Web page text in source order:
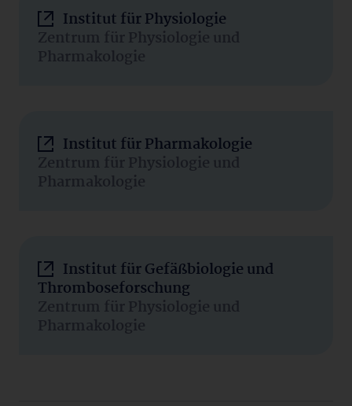
Institut für Physiologie
Zentrum für Physiologie und
Pharmakologie
Institut für Pharmakologie
Zentrum für Physiologie und
Pharmakologie
Institut für Gefäßbiologie und
Thromboseforschung
Zentrum für Physiologie und
Pharmakologie